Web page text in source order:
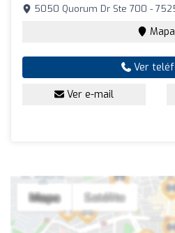
5050 Quorum Dr Ste 700 -
Mapa
Ver
Ver e-mail